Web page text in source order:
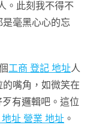
。此刻我不得不
是毫黑心心的忘
工商 登記 地址人
嘴角，如微笑在
有邏輯吧。這位
址 營業 地址 。